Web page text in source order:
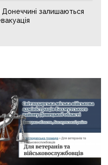
Донеччині залишаються